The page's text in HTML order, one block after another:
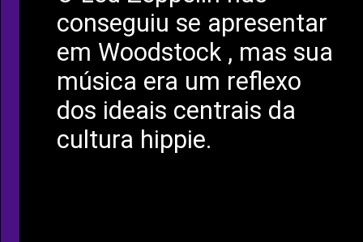
conseguiu se apresentar
em Woodstock , mas sua
música era um reflexo
dos ideais centrais da
cultura hippie.